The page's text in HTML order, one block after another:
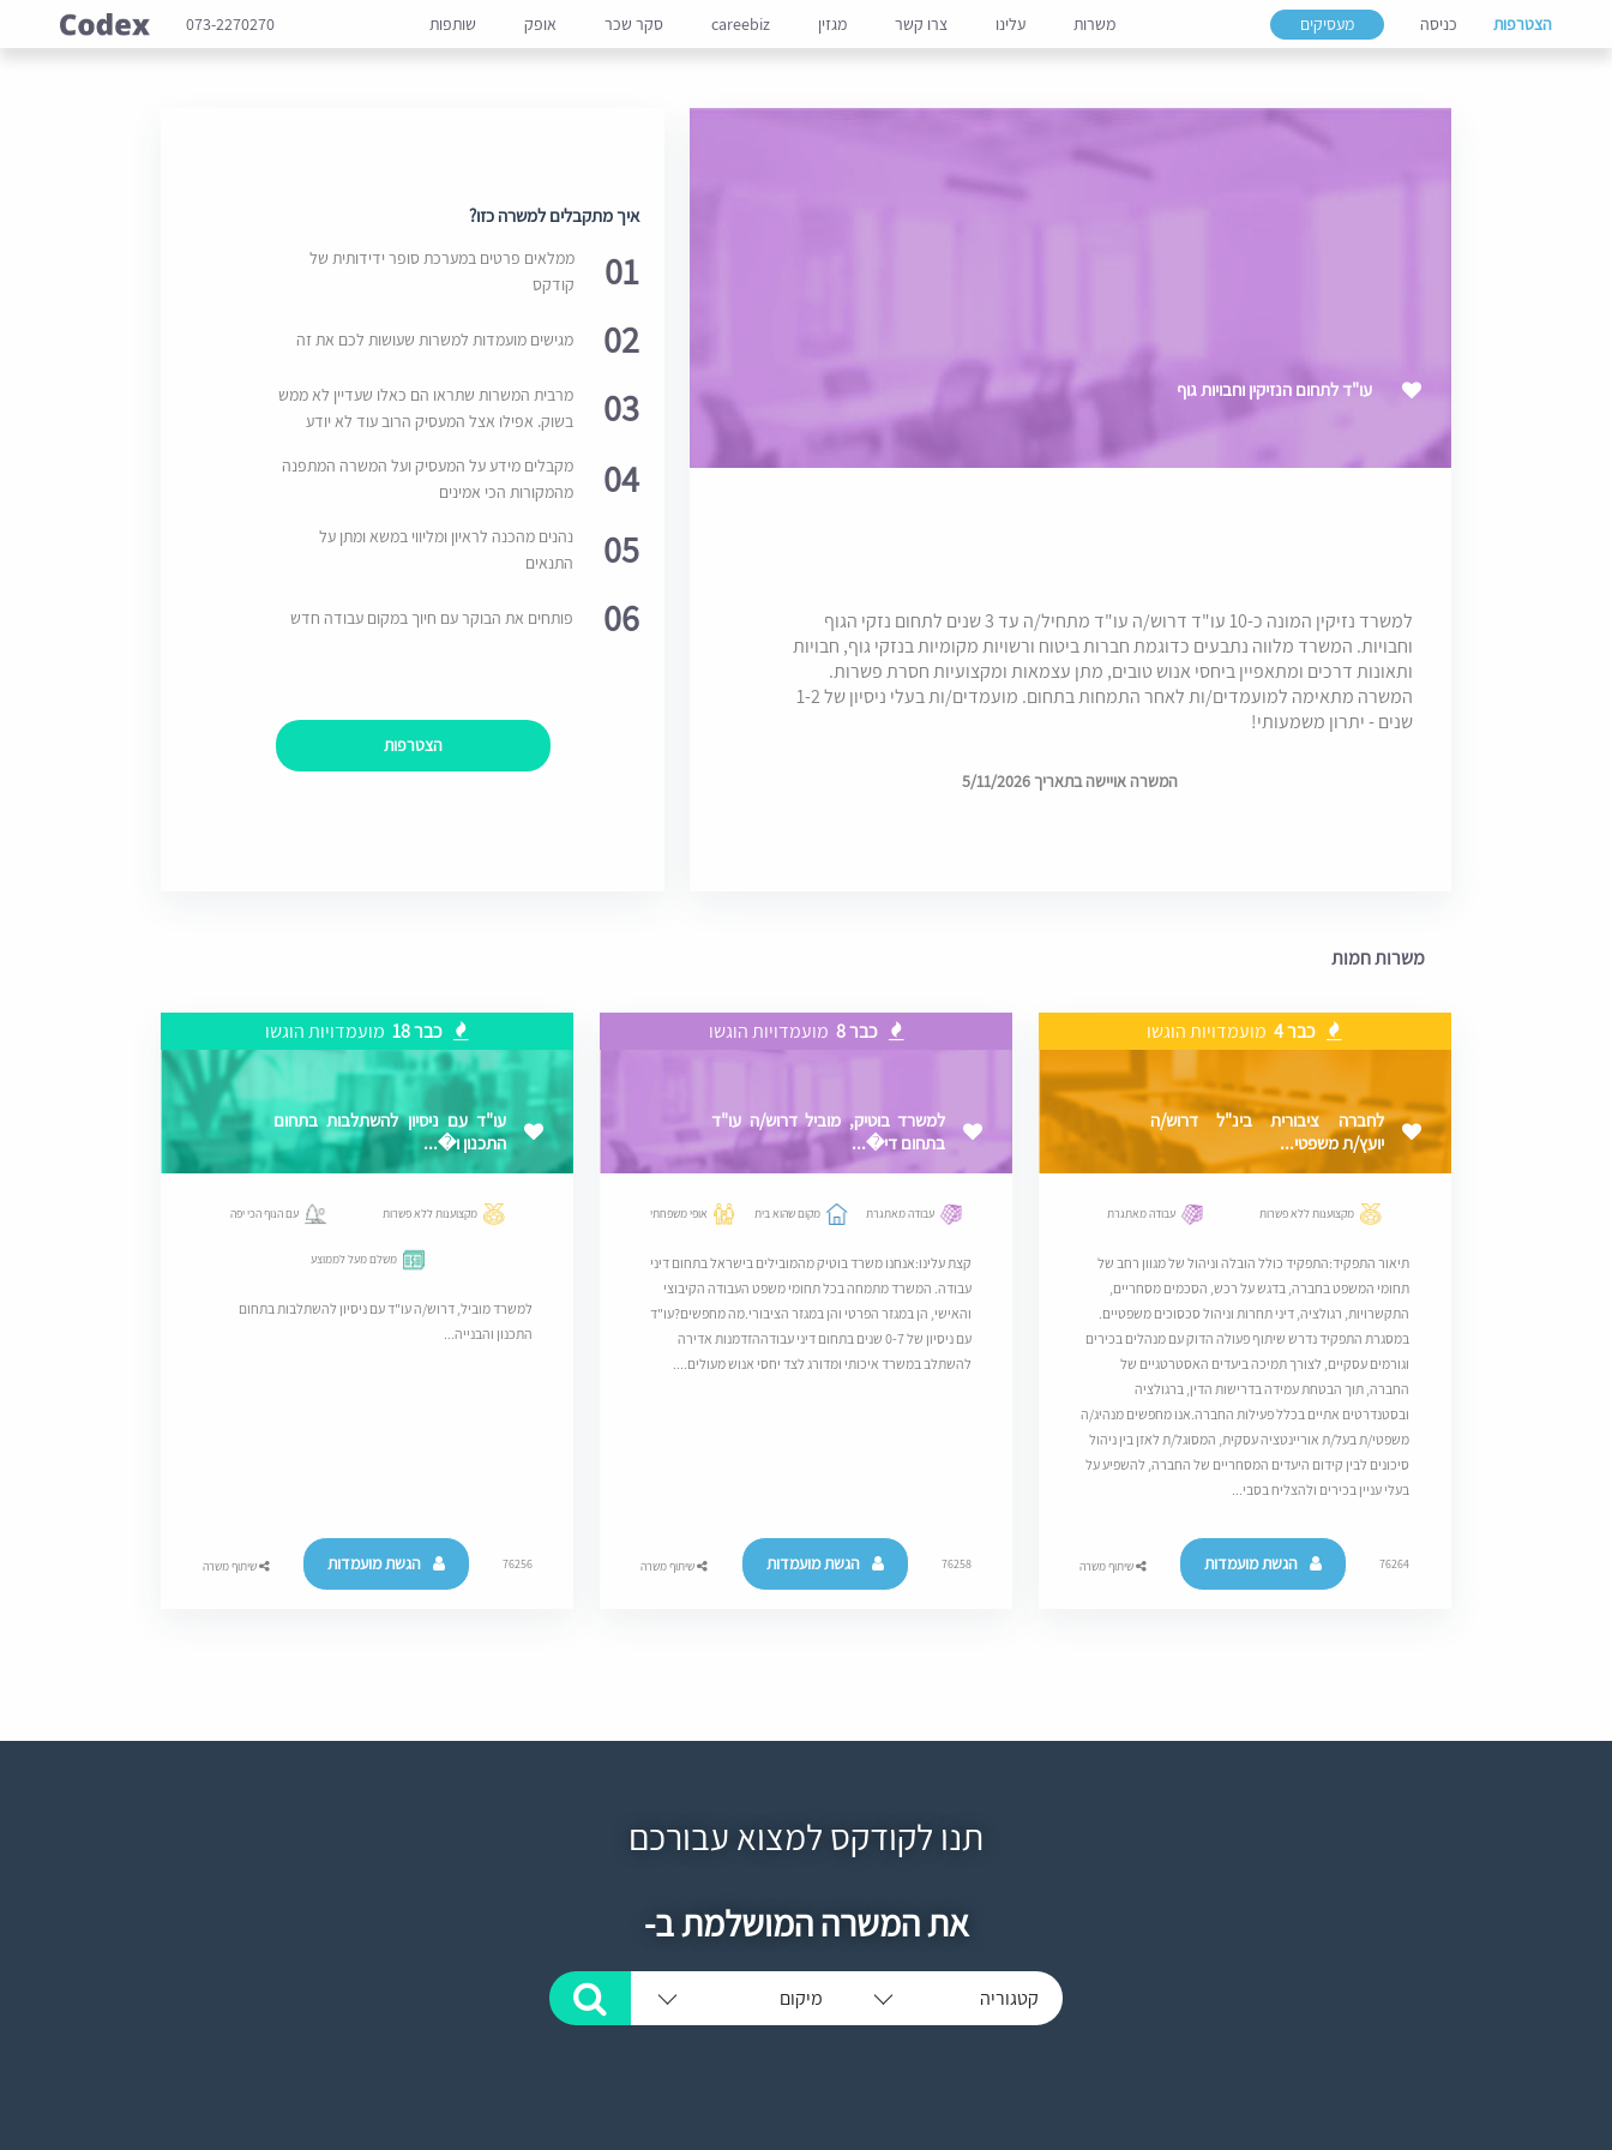
הצטרפות כניסה מעסיקים משרות עלינו צרו קשר מגזין careebiz סקר שכר אופק שותפות 073-2270270
עו"ד לתחום הנזיקין וחבויות גוף
למשרד נזיקין המונה כ-10 עו"ד דרוש/ה עו"ד מתחיל/ה עד 3 שנים לתחום נזקי הגוף
וחבויות. המשרד מלווה נתבעים כדוגמת חברות ביטוח ורשויות מקומיות בנזקי גוף, חבויות
ותאונות דרכים ומתאפיין ביחסי אנוש טובים, מתן עצמאות ומקצועיות חסרת פשרות.
המשרה מתאימה למועמדים/ות לאחר התמחות בתחום. מועמדים/ות בעלי ניסיון של 1-2
שנים - יתרון משמעותי!
המשרה אויישה בתאריך 5/11/2026
איך מתקבלים למשרה כזו?
01
ממלאים פרטים במערכת סופר ידידותית של
קודקס
02 מגישים מועמדות למשרות שעושות לכם את זה
03
מרבית המשרות שתראו הם כאלו שעדיין לא ממש
בשוק. אפילו אצל המעסיק הרוב עוד לא יודע
04
מקבלים מידע על המעסיק ועל המשרה המתפנה
מהמקורות הכי אמינים
05
נהנים מהכנה לראיון ומליווי במשא ומתן על
התנאים
06 פותחים את הבוקר עם חיוך במקום עבודה חדש
הצטרפות
משרות חמות
כבר 4 מועמדויות הוגשו
לחברה ציבורית בינ"ל דרוש/ה
יועץ/ת משפטי...
מקצוענות ללא פשרות עבודה מאתגרת
תיאור התפקיד:התפקיד כולל הובלה וניהול של מגוון רחב של
תחומי המשפט בחברה, בדגש על רכש, הסכמים מסחריים,
התקשרויות, רגולציה, דיני תחרות וניהול סכסוכים משפטיים.
במסגרת התפקיד נדרש שיתוף פעולה הדוק עם מנהלים בכירים
וגורמים עסקיים, לצורך תמיכה ביעדים האסטרטגיים של
החברה, תוך הבטחת עמידה בדרישות הדין, ברגולציה
ובסטנדרטים אתיים בכלל פעילות החברה.אנו מחפשים מנהיג/ה
משפטי/ת בעל/ת אוריינטציה עסקית, המסוגל/ת לאזן בין ניהול
סיכונים לבין קידום היעדים המסחריים של החברה, להשפיע על
בעלי עניין בכירים ולהצליח בסבי...
76264 הגשת מועמדות שיתוף משרה
כבר 8 מועמדויות הוגשו
למשרד בוטיק, מוביל דרוש/ה עו"ד
בתחום די�...
עבודה מאתגרת מקום שהוא בית אופי משפחתי
קצת עלינו:אנחנו משרד בוטיק מהמובילים בישראל בתחום דיני
עבודה. המשרד מתמחה בכל תחומי משפט העבודה הקיבוצי
והאישי, הן במגזר הפרטי והן במגזר הציבורי.מה מחפשים?עו"ד
עם ניסיון של 0-7 שנים בתחום דיני עבודההזדמנות אדירה
להשתלב במשרד איכותי ומדורג לצד יחסי אנוש מעולים....
76258 הגשת מועמדות שיתוף משרה
כבר 18 מועמדויות הוגשו
עו"ד עם ניסיון להשתלבות בתחום
התכנון ו�...
מקצוענות ללא פשרות עם הנוף הכי יפה
משלם מעל לממוצע
למשרד מוביל, דרוש/ה עו"ד עם ניסיון להשתלבות בתחום
התכנון והבנייה...
76256 הגשת מועמדות שיתוף משרה
תנו לקודקס למצוא עבורכם
את המשרה המושלמת ב-
קטגוריה מיקום